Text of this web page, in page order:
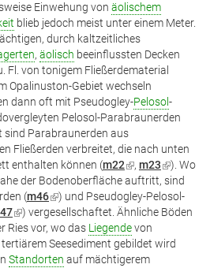
Einwehung von äolischem
blieb jedoch meist unter einem Meter.
durch kaltzeitliches
, äolisch beeinflussten Decken
von tonigem Fließerdematerial
Opalinuston-Gebiet wechseln
dann oft mit Pseudogley-Pelosol-
Pelosol-Parabraunerden
sind Parabraunerden aus
Fließerden verbreitet, die nach unten
enthalten können (m22(Link
ist
extern)
, m23(Link
ist
extern)
). Wo
der Bodenoberfläche auftritt, sind
(m46(Link
ist
extern)
) und Pseudogley-Pelosol-
(Link
ist
extern)
) vergesellschaftet. Ähnliche Böden
Ries vor, wo das Liegendevon
Seesediment gebildet wird
Standorten auf mächtigerem